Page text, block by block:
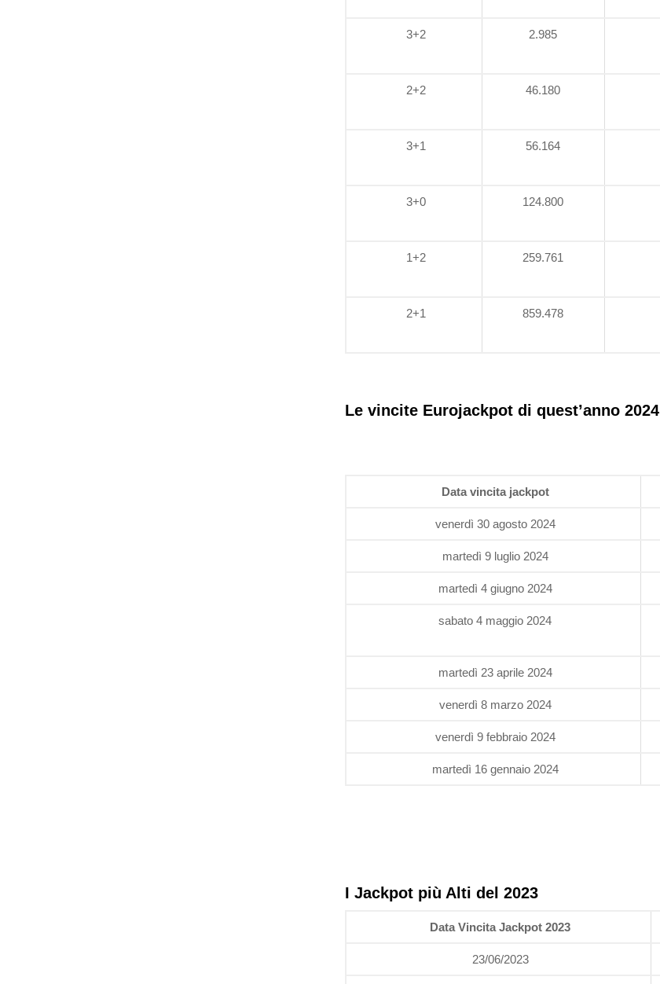
3+2 2.985
2+2 46.180
3+1 56.164
3+0 124.800
1+2 259.761
2+1 859.478
Le vincite Eurojackpot di quest’anno 2024
Data vincita jackpot
venerdì 30 agosto 2024
martedì 9 luglio 2024
martedì 4 giugno 2024
sabato 4 maggio 2024
martedì 23 aprile 2024
venerdì 8 marzo 2024
venerdì 9 febbraio 2024
martedì 16 gennaio 2024
I Jackpotpiù Alti del 2023
Data Vincita Jackpot 2023
23/06/2023